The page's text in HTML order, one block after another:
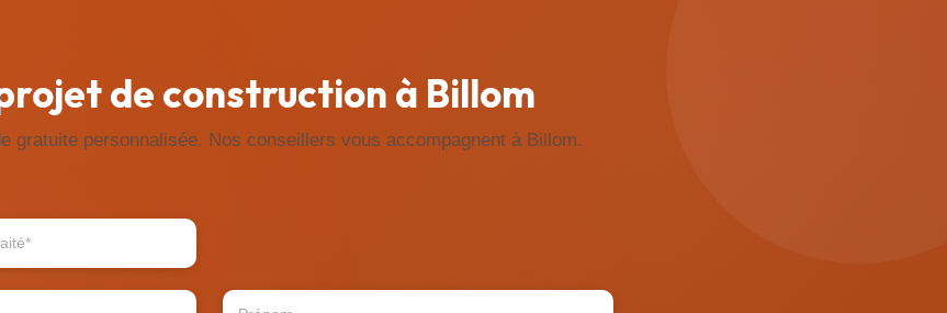
de construction à Billom
gratuite personnalisée. Nos conseillers vous accompagnent à Billom.